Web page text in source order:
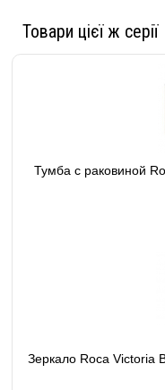
Товари цієї ж серії
Тумба с раковиной
Зеркало Roca Victoria